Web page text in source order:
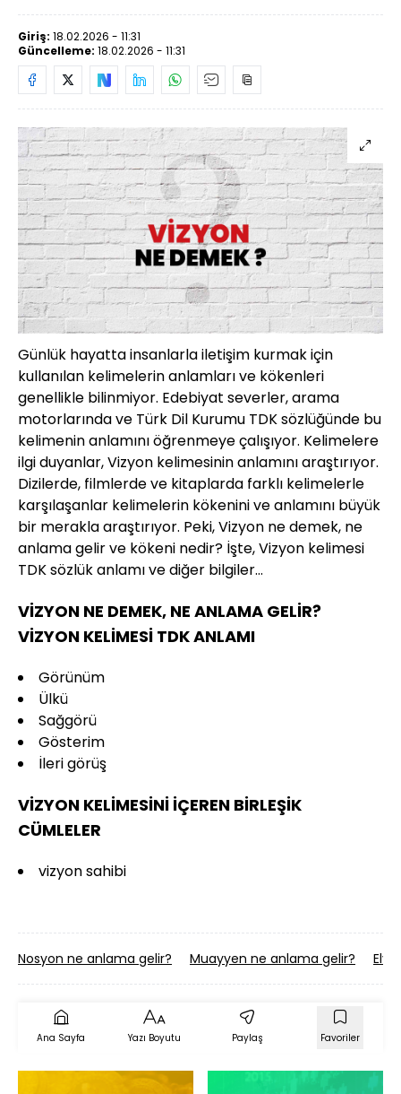
Giriş: 18.02.2026 - 11:31
Güncelleme: 18.02.2026 - 11:31
Günlük hayatta insanlarla iletişim kurmak için
kullanılan kelimelerin anlamları ve kökenleri
genellikle bilinmiyor. Edebiyat severler, arama
motorlarında ve Türk Dil Kurumu TDK sözlüğünde bu
kelimenin anlamını öğrenmeye çalışıyor. Kelimelere
ilgi duyanlar, Vizyon kelimesinin anlamını araştırıyor.
Dizilerde, filmlerde ve kitaplarda farklı kelimelerle
karşılaşanlar kelimelerin kökenini ve anlamını büyük
bir merakla araştırıyor. Peki, Vizyon ne demek, ne
anlama gelir ve kökeni nedir? İşte, Vizyon kelimesi
TDK sözlük anlamı ve diğer bilgiler...
VİZYON NE DEMEK, NE ANLAMA GELİR?
VİZYON KELİMESİ TDK ANLAMI
Görünüm
Ülkü
Sağgörü
Gösterim
İleri görüş
VİZYON KELİMESİNİ İÇEREN BİRLEŞİK
CÜMLELER
vizyon sahibi
Nosyon ne anlama gelir? Muayyen ne anlama gelir?
Ana Sayfa Yazı Boyutu Paylaş Favoriler